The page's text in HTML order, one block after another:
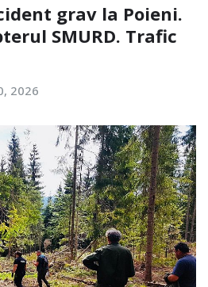
grav la Poieni.
SMURD. Trafic
2026